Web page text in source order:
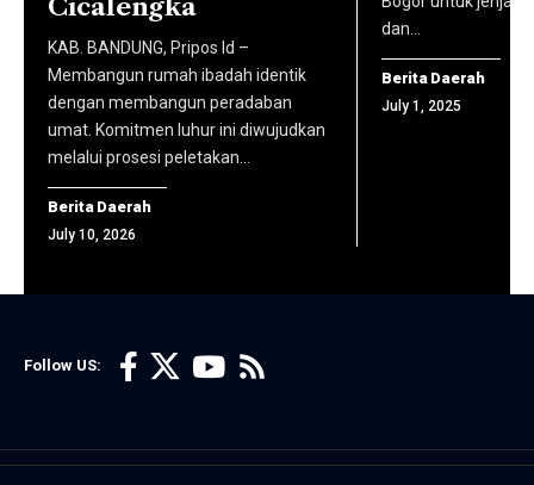
Nasir,
S.Ag.,
M.Irk.,
Ph.D.,
serta
Badan
Penjaminan
unisba)
2025/2026.
(foto:
komhumas
unisba)
telah
dikurasi
dan
dilisensikan
secara
resmi,
yang
masing-
Sebagai
Cicalengka
KAB. BANDUNG, Pripos Id –
Membangun rumah ibadah identik
dengan membangun peradaban
umat. Komitmen luhur ini diwujudkan
melalui prosesi peletakan…
Berita Daerah
July 10, 2026
dan…
Berita Daerah
July 1, 2025
Follow US: